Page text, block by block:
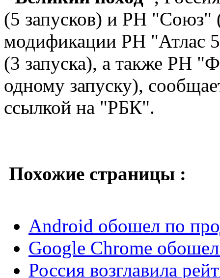
(5 запусков) и РН
модификации РН "Атлас
(3 запуска), а также РН
одному запуску),
ссылкой на "РБК".
Похожие страницы :
Android обошел по
Google Chrome
Россия возглавила